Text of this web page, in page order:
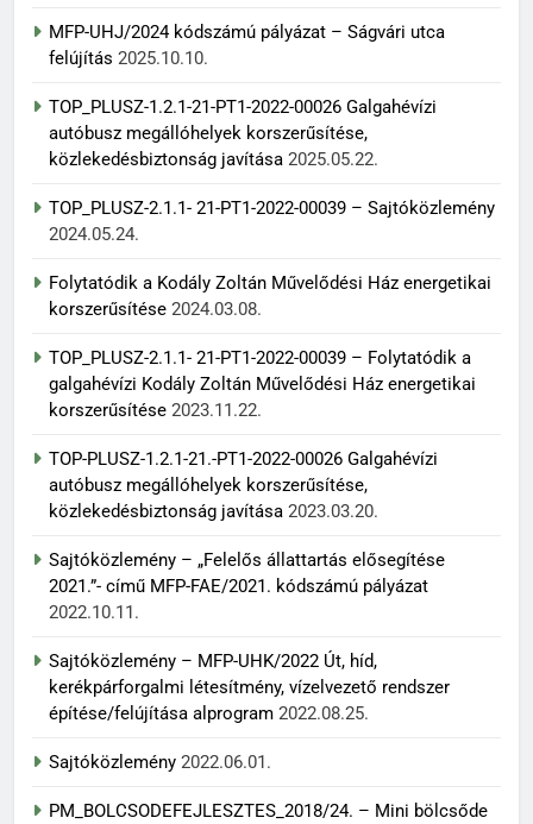
MFP-UHJ/2024 kódszámú pályázat – Ságvári utca
felújítás 2025.10.10.
TOP_PLUSZ-1.2.1-21-PT1-2022-00026 Galgahévízi
autóbusz megállóhelyek korszerűsítése,
közlekedésbiztonság javítása 2025.05.22.
TOP_PLUSZ-2.1.1- 21-PT1-2022-00039 – Sajtóközlemény
2024.05.24.
Folytatódik a Kodály Zoltán Művelődési Ház energetikai
korszerűsítése 2024.03.08.
TOP_PLUSZ-2.1.1- 21-PT1-2022-00039 – Folytatódik a
galgahévízi Kodály Zoltán Művelődési Ház energetikai
korszerűsítése 2023.11.22.
TOP-PLUSZ-1.2.1-21.-PT1-2022-00026 Galgahévízi
autóbusz megállóhelyek korszerűsítése,
közlekedésbiztonság javítása 2023.03.20.
Sajtóközlemény – „Felelős állattartás elősegítése
2021.”- című MFP-FAE/2021. kódszámú pályázat
2022.10.11.
Sajtóközlemény – MFP-UHK/2022 Út, híd,
kerékpárforgalmi létesítmény, vízelvezető rendszer
építése/felújítása alprogram 2022.08.25.
Sajtóközlemény 2022.06.01.
PM_BOLCSODEFEJLESZTES_2018/24. – Mini bölcsőde